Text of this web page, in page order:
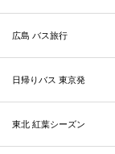
広島 バス旅行
日帰りバス 東京発
東北 紅葉シーズン